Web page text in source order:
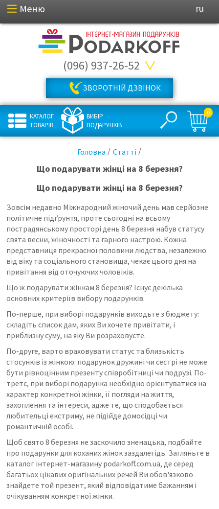
Меню ru
(096) 937-26-52
ЗВОРОТНІЙ ДЗВІНОК
КАТАЛОГ
ТОВАРІВ
ВИБІР
ПОДАРУНКІВ
0
Головна Статті
Що подарувати жінці на 8 березня?
Що подарувати жінці на 8 березня?
Зовсім недавно Міжнародний жіночий день мав серйозне
політичне підґрунтя, проте сьогодні на всьому
пострадянському просторі день 8 березня набув статусу
свята весни, жіночності та гарного настрою. Кожна
представниця прекрасної половини людства, незалежно
від віку та соціального становища, чекає цього дня на
привітання від оточуючих чоловіків.
Що ж подарувати жінкам 8 березня? Існує декілька
основних критеріїв вибору подарунків.
По-перше, при виборі подарунків виходьте з бюджету:
складіть список дам, яких Ви хочете привітати, і
приблизну суму, на яку Ви розраховуєте.
По-друге, варто враховувати статус та близькість
стосунків із жінкою: подарунок дружині чи сестрі не може
бути рівноцінним презенту співробітниці чи подрузі. По-
третє, при виборі подарунка необхідно орієнтуватися на
характер конкретної жінки, її погляди на життя,
захоплення та інтереси, адже те, що сподобається
любительці екстриму, не підійде домосідці чи
романтичній особі.
Щоб свято 8 березня не заскочило зненацька, подбайте
про подарунки для коханих жінок заздалегідь. Загляньте в
каталог інтернет-магазину podarkoff.com.ua, де серед
багатьох цікавих оригінальних речей Ви обов'язково
знайдете той презент, який відповідатиме бажанням і
очікуванням конкретної жінки.